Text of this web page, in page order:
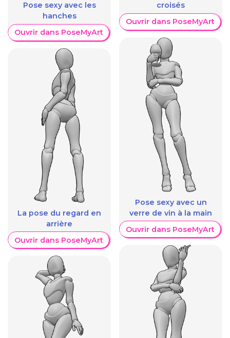
Pose sexy avec les
hanches
Ouvrir dans PoseMyArt
La pose du regard en
arrière
Ouvrir dans PoseMyArt
croisés
Ouvrir dans PoseMyArt
Pose sexy avec un
verre de vin à la main
Ouvrir dans PoseMyArt